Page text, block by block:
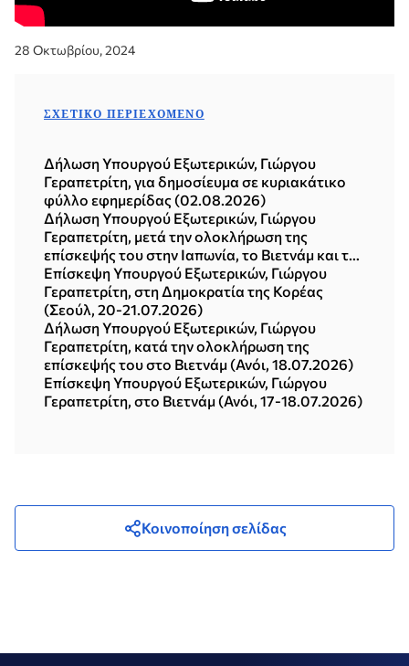
28 Οκτωβρίου, 2024
ΣΧΕΤΙΚΌ ΠΕΡΙΕΧΌΜΕΝΟ
Δήλωση Υπουργού Εξωτερικών, Γιώργου
Γεραπετρίτη, για δημοσίευμα σε κυριακάτικο
φύλλο εφημερίδας (02.08.2026)
Δήλωση Υπουργού Εξωτερικών, Γιώργου
Γεραπετρίτη, μετά την ολοκλήρωση της
επίσκεψής του στην Ιαπωνία, το Βιετνάμ και τη
Δημοκρατία της Κορέας (Σεούλ, 21.07.2026)
Επίσκεψη Υπουργού Εξωτερικών, Γιώργου
Γεραπετρίτη, στη Δημοκρατία της Κορέας
(Σεούλ, 20-21.07.2026)
Δήλωση Υπουργού Εξωτερικών, Γιώργου
Γεραπετρίτη, κατά την ολοκλήρωση της
επίσκεψής του στο Βιετνάμ (Ανόι, 18.07.2026)
Επίσκεψη Υπουργού Εξωτερικών, Γιώργου
Γεραπετρίτη, στο Βιετνάμ (Ανόι, 17-18.07.2026)
Κοινοποίηση σελίδας